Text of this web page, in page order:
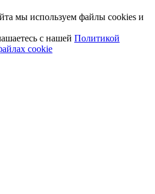
мы используем файлы cookies и
с нашей Политикой
cookie